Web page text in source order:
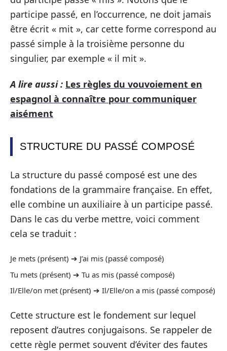
participe passé, en l’occurrence, ne doit jamais
être écrit « mit », car cette forme correspond au
passé simple à la troisième personne du
singulier, par exemple « il mit ».
A lire aussi : Les règles du vouvoiement en
espagnol à connaître pour communiquer
aisément
STRUCTURE DU PASSÉ COMPOSÉ
La structure du passé composé est une des
fondations de la grammaire française. En effet,
elle combine un auxiliaire à un participe passé.
Dans le cas du verbe mettre, voici comment
cela se traduit :
Je mets (présent) ➔ J’ai mis (passé composé)
Tu mets (présent) ➔ Tu as mis (passé composé)
Il/Elle/on met (présent) ➔ Il/Elle/on a mis (passé composé)
Cette structure est le fondement sur lequel
reposent d’autres conjugaisons. Se rappeler de
cette règle permet souvent d’éviter des fautes